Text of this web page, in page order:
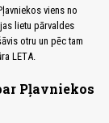
viens no
lietu pārvaldes
otru un pēc tam
LETA.
Pļavniekos